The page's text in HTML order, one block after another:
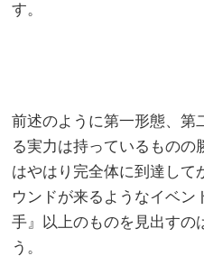
す。
前述のように第一形態、第
る実力は持っているものの
はやはり完全体に到達して
ウンドが来るようなイベン
手』以上のものを見出すの
う。